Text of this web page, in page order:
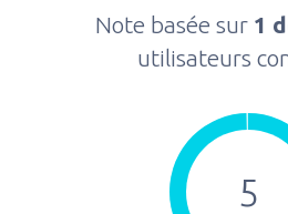
Note basée sur 1
utilisateurs
5